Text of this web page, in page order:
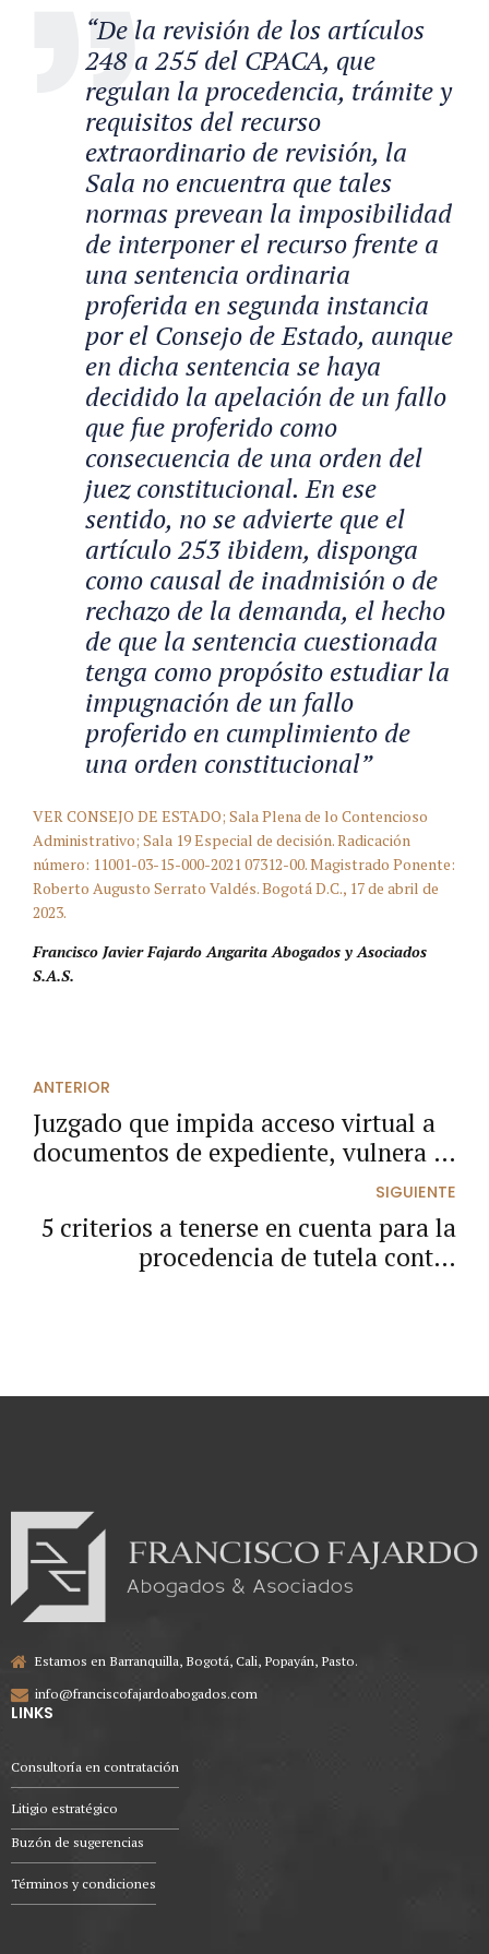
“De la revisión de los artículos
248 a 255 del CPACA, que
regulan la procedencia, trámite y
requisitos del recurso
extraordinario de revisión, la
Sala no encuentra que tales
normas prevean la imposibilidad
de interponer el recurso frente a
una sentencia ordinaria
proferida en segunda instancia
por el Consejo de Estado, aunque
en dicha sentencia se haya
decidido la apelación de un fallo
que fue proferido como
consecuencia de una orden del
juez constitucional. En ese
sentido, no se advierte que el
artículo 253 ibidem, disponga
como causal de inadmisión o de
rechazo de la demanda, el hecho
de que la sentencia cuestionada
tenga como propósito estudiar la
impugnación de un fallo
proferido en cumplimiento de
una orden constitucional”
VER CONSEJO DE ESTADO; Sala Plena de lo Contencioso
Administrativo; Sala 19 Especial de decisión. Radicación
número: 11001-03-15-000-2021 07312-00. Magistrado Ponente:
Roberto Augusto Serrato Valdés. Bogotá D.C., 17 de abril de
2023.
Francisco Javier Fajardo Angarita Abogados y Asociados
S.A.S.
ANTERIOR
Juzgado que impida acceso virtual a
documentos de expediente, vulnera el
SIGUIENTE
5 criterios a tenerse en cuenta para la
procedencia de tutela contra
Estamos en Barranquilla, Bogotá, Cali, Popayán, Pasto.
info@franciscofajardoabogados.com
LINKS
Consultoría en contratación
Litigio estratégico
Buzón de sugerencias
Términos y condiciones